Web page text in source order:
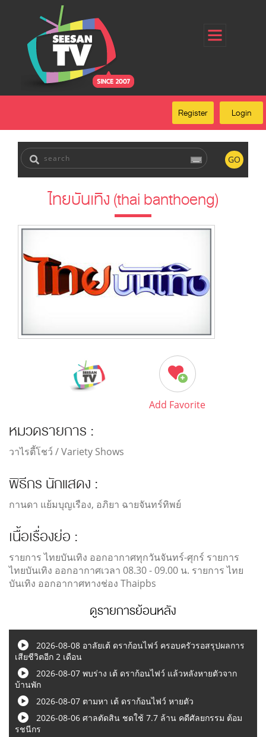
Register
Login
Forgot Password
FAQ
Login
Register
GO
ไทยบันเทิง (thai banthoeng)
Add Favorite
หมวดรายการ :
วาไรตี้โชว์ / Variety Shows
พิธีกร นักแสดง :
กานดา แย้มบุญเรือง, อภิยา ฉายจันทร์ทิพย์
เนื้อเรื่องย่อ :
รายการ ไทยบันเทิง ออกอากาศทุกวันจันทร์-ศุกร์ รายการ
ไทยบันเทิง ออกอากาศเวลา 08.30 - 09.00 น. รายการ ไทย
บันเทิง ออกอากาศทางช่อง Thaipbs
ดูรายการย้อนหลัง
2026-08-08 อาลัยเต้ ดราก้อนไฟว์ ครอบครัวรอสรุปผลการ
เสียชีวิตอีก 2 เดือน
2026-08-07 พบร่าง เต้ ดราก้อนไฟว์ แล้วหลังหายตัวจาก
บ้านพัก
2026-08-07 ตามหา เต้ ดราก้อนไฟว์ หายตัว
2026-08-06 ศาลตัดสิน ชดใช้ 7.7 ล้าน คดีศัลยกรรม ต้อม
รชนีกร